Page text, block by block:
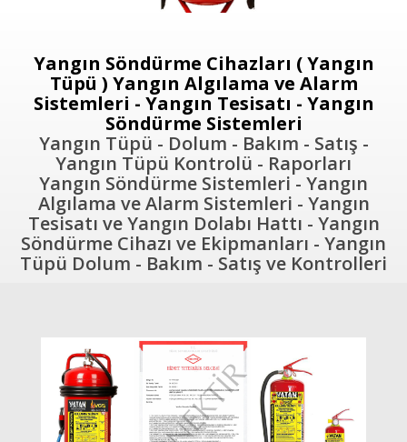
Yangın Söndürme Cihazları ( Yangın
Tüpü ) Yangın Algılama ve Alarm
Sistemleri - Yangın Tesisatı - Yangın
Söndürme Sistemleri
Yangın Tüpü - Dolum - Bakım - Satış -
Yangın Tüpü Kontrolü - Raporları
Yangın Söndürme Sistemleri - Yangın
Algılama ve Alarm Sistemleri - Yangın
Tesisatı ve Yangın Dolabı Hattı - Yangın
Söndürme Cihazı ve Ekipmanları - Yangın
Tüpü Dolum - Bakım - Satış ve Kontrolleri